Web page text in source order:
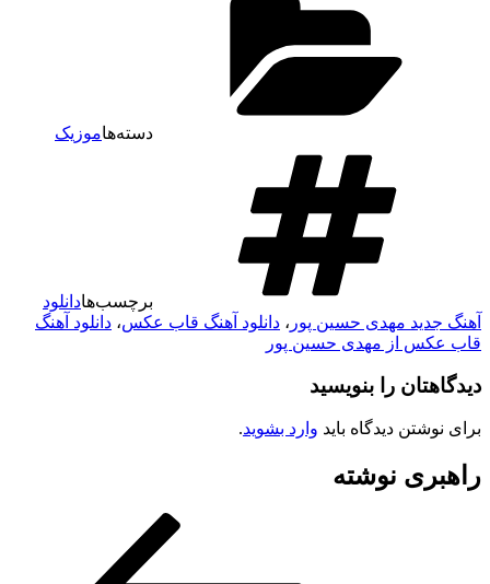
دسته‌هاموزیک
برچسب‌هادانلود
آهنگ جدید مهدی حسین پور ، دانلود آهنگ قاب عکس، دانلود آهنگ
قاب عکس از مهدی حسین پور
دیدگاهتان را بنویسید
برای نوشتن دیدگاه باید وارد بشوید.
راهبری نوشته